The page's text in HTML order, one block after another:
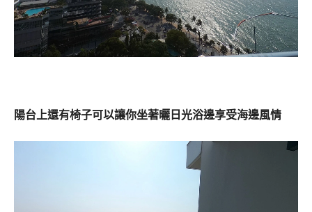
陽台上還有椅子可以讓你坐著曬日光浴邊享受海邊風情